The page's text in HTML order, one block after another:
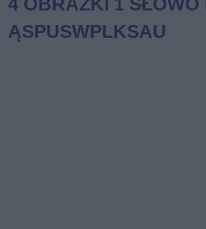
4 OBRAZKI 1 SŁOWO
ĄSPUSWPLKSAU